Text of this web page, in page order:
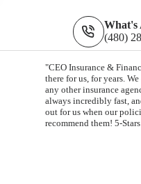
What's
(480)
"CEO Insurance &
there for us, for years.
any other insurance
always incredibly fast,
out for us when our
recommend them! 5-